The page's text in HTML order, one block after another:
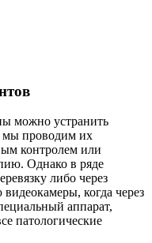
можно устранить
мы проводим их
контролем или
Однако в ряде
либо через
когда через
аппарат,
патологические